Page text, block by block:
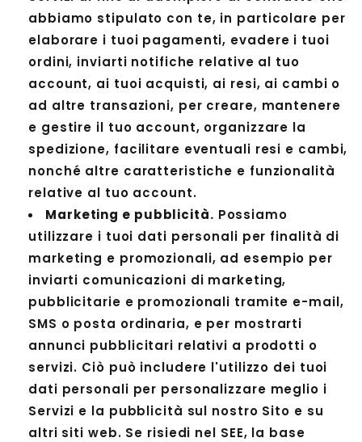
abbiamo stipulato con te, in particolare per
elaborare i tuoi pagamenti, evadere i tuoi
ordini, inviarti notifiche relative al tuo
account, ai tuoi acquisti, ai resi, ai cambi o
ad altre transazioni, per creare, mantenere
e gestire il tuo account, organizzare la
spedizione, facilitare eventuali resi e cambi,
nonché altre caratteristiche e funzionalità
relative al tuo account.
Marketing e pubblicità. Possiamo
utilizzare i tuoi dati personali per finalità di
marketing e promozionali, ad esempio per
inviarti comunicazioni di marketing,
pubblicitarie e promozionali tramite e-mail,
SMS o posta ordinaria, e per mostrarti
annunci pubblicitari relativi a prodotti o
servizi. Ciò può includere l'utilizzo dei tuoi
dati personali per personalizzare meglio i
Servizi e la pubblicità sul nostro Sito e su
altri siti web. Se risiedi nel SEE, la base